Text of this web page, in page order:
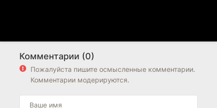
Комментарии (0)
Пожалуйста пишите осмысленные комментарии.
Комментарии модерируются.